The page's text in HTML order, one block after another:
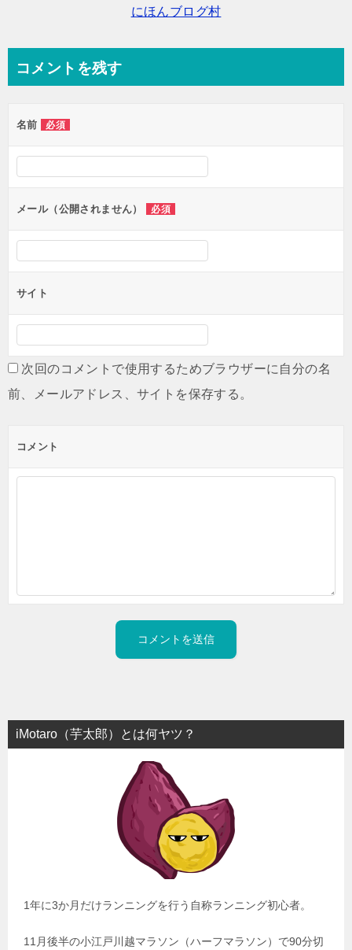
ン
にほんブログ村
コメントを残す
名前 必須
メール（公開されません） 必須
サイト
次回のコメントで使用するためブラウザーに自分の名
前、メールアドレス、サイトを保存する。
コメント
iMotaro（芋太郎）とは何ヤツ？
1年に3か月だけランニングを行う自称ランニング初心者。
11月後半の小江戸川越マラソン（ハーフマラソン）で90分切